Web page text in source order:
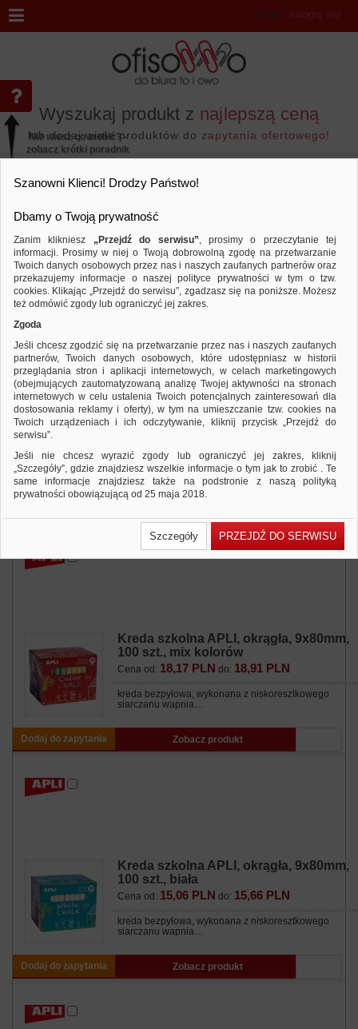
Wyszukaj produkt z najlepszą ceną
lub dodaj wiele produktów do zapytania ofertowego!
Witaj ,
Marka APLI
Porównaj Sortuj według
Flamastry APLI Kids, magic-zmieniające
kolor, 8 szt., mix kolorów
Markery o cylindrycznym korpusie z okrągłą blokowaną
końcówką 7,5 mm…
Kreda szkolna APLI, okrągła, 9x80mm,
100 szt., mix kolorów
Cena od: 18,17 PLN do: 18,91 PLN
kreda bezpyłowa, wykonana z niskoresztkowego
siarczanu wapnia…
Dodaj do zapytania Zobacz produkt
Kreda szkolna APLI, okrągła, 9x80mm,
100 szt., biała
Cena od: 15,06 PLN do: 15,66 PLN
kreda bezpyłowa, wykonana z niskoresztkowego
siarczanu wapnia…
Dodaj do zapytania Zobacz produkt
Nie wiesz co zrobić? -
zobacz krótki poradnik
Szanowni Klienci! Drodzy Państwo!
Dbamy o Twoją prywatność
Zanim klikniesz „Przejdź do serwisu”, prosimy o przeczytanie tej
informacji. Prosimy w niej o Twoją dobrowolną zgodę na przetwarzanie
Twoich danych osobowych przez nas i naszych zaufanych partnerów oraz
przekazujemy informacje o naszej polityce prywatności w tym o tzw.
cookies. Klikając „Przejdź do serwisu”, zgadzasz się na poniższe. Możesz
też odmówić zgody lub ograniczyć jej zakres.
Zgoda
Jeśli chcesz zgodzić się na przetwarzanie przez nas i naszych zaufanych
partnerów, Twoich danych osobowych, które udostępniasz w historii
przeglądania stron i aplikacji internetowych, w celach marketingowych
(obejmujących zautomatyzowaną analizę Twojej aktywności na stronach
internetowych w celu ustalenia Twoich potencjalnych zainteresowań dla
dostosowania reklamy i oferty), w tym na umieszczanie tzw. cookies na
Twoich urządzeniach i ich odczytywanie, kliknij przycisk „Przejdź do
serwisu”.
Jeśli nie chcesz wyrazić zgody lub ograniczyć jej zakres, kliknij
„Szczegóły”, gdzie znajdziesz wszelkie informacje o tym jak to zrobić . Te
same informacje znajdziesz także na podstronie z naszą polityką
prywatności obowiązującą od 25 maja 2018.
wcześniejsza zgoda której udzieliliście podczas zakładania konta. Każda
Państwa zgoda jest dobrowolna i można ją w dowolnym momencie
Szczegóły PRZEJDŹ DO SERWISU